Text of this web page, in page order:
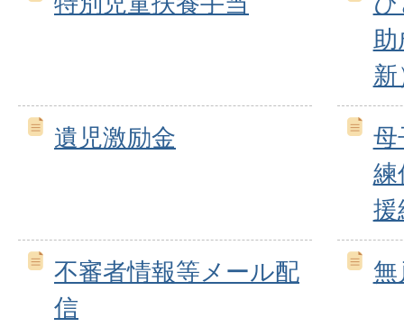
新
遺児激励金
母
練
援
不審者情報等メール配
信
無